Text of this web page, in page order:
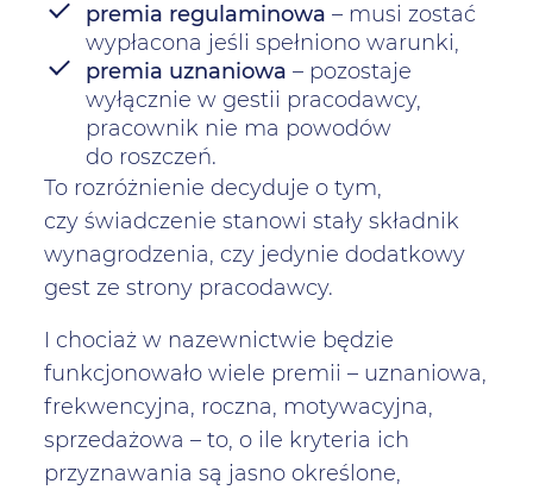
premia regulaminowa – musi zostać
wypłacona jeśli spełniono warunki,
premia uznaniowa – pozostaje
wyłącznie w gestii pracodawcy,
pracownik nie ma powodów
do roszczeń.
To rozróżnienie decyduje o tym,
czy świadczenie stanowi stały składnik
wynagrodzenia, czy jedynie dodatkowy
gest ze strony pracodawcy.
I chociaż w nazewnictwie będzie
funkcjonowało wiele premii – uznaniowa,
frekwencyjna, roczna, motywacyjna,
sprzedażowa – to, o ile kryteria ich
przyznawania są jasno określone,